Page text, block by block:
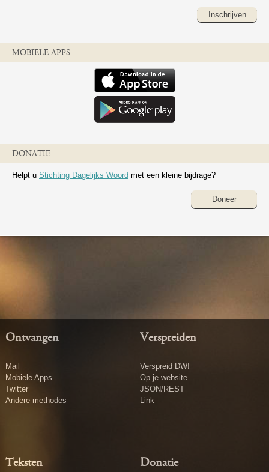
Inschrijven
MOBIELE APPS
DONATIE
Helpt u Stichting Dagelijks Woord met een kleine bijdrage?
Doneer
Ontvangen
Mail
Mobiele Apps
Twitter
Andere methodes
Verspreiden
Verspreid DW!
Op je website
JSON/REST
Link
Teksten Donatie